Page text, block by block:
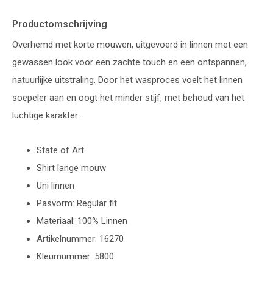
Productomschrijving
Overhemd met korte mouwen, uitgevoerd in linnen met een
gewassen look voor een zachte touch en een ontspannen,
natuurlijke uitstraling. Door het wasproces voelt het linnen
soepeler aan en oogt het minder stijf, met behoud van het
luchtige karakter.
State of Art
Shirt lange mouw
Uni linnen
Pasvorm: Regular fit
Materiaal: 100% Linnen
Artikelnummer: 16270
Kleurnummer: 5800